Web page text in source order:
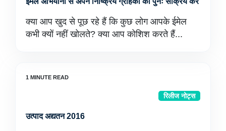
क्या आप खुद से पूछ रहे हैं कि कुछ लोग आपके ईमेल
कभी क्यों नहीं खोलते? क्या आप कोशिश करते हैं...
रिलीज नोट्स
उत्पाद अद्यतन 2016